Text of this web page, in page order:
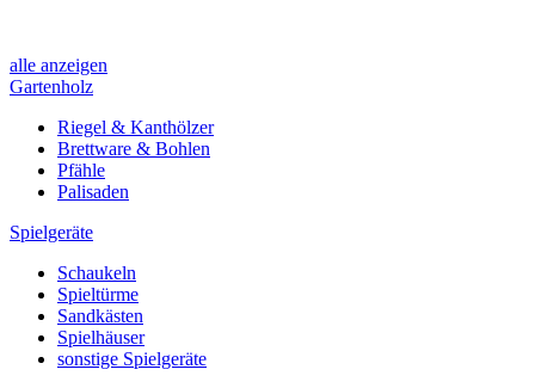
alle anzeigen
Gartenholz
Riegel & Kanthölzer
Brettware & Bohlen
Pfähle
Palisaden
Spielgeräte
Schaukeln
Spieltürme
Sandkästen
Spielhäuser
sonstige Spielgeräte